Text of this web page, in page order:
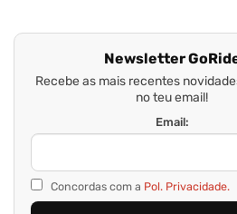
Newsletter
Recebe as mais recentes
no teu email!
Email:
Concordas com a Pol. Privacidade.